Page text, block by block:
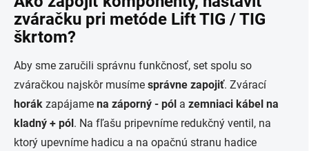
zváračku pri metóde Lift TIG / TIG
škrtom?
Aby sme zaručili správnu funkčnosť, set spolu so
zváračkou najskôr musíme správne zapojiť. Zvárací
horák zapájame na záporný - pól a zemniaci kábel na
kladný + pól. Na fľašu pripevníme redukčný ventil, na
ktorý upevníme hadicu a na opačnú stranu hadice